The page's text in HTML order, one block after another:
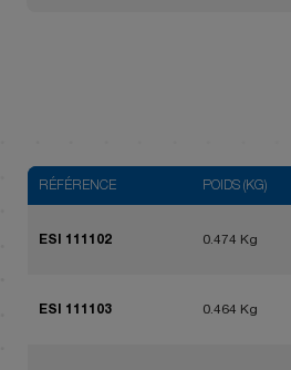
RÉFÉRENCE POIDS (KG)
ESI 111102 0.474 Kg
ESI 111103 0.464 Kg